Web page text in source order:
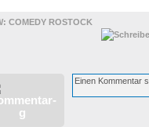
COMEDY ROSTOCK